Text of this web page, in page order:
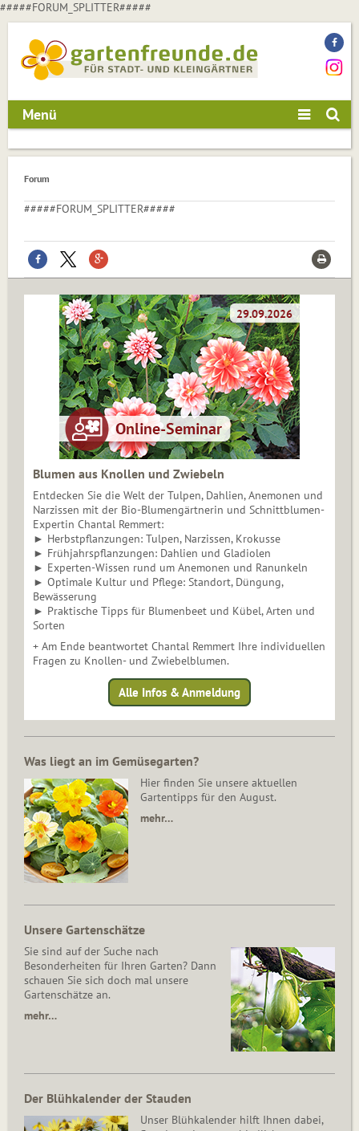
#####FORUM_SPLITTER#####
Menü
Forum
#####FORUM_SPLITTER#####
Blumen aus Knollen und Zwiebeln
Entdecken Sie die Welt der Tulpen, Dahlien, Anemonen und
Narzissen mit der Bio-Blumengärtnerin und Schnittblumen-
Expertin Chantal Remmert:
► Herbstpflanzungen: Tulpen, Narzissen, Krokusse
► Frühjahrspflanzungen: Dahlien und Gladiolen
► Experten-Wissen rund um Anemonen und Ranunkeln
► Optimale Kultur und Pflege: Standort, Düngung,
Bewässerung
► Praktische Tipps für Blumenbeet und Kübel, Arten und
Sorten
+ Am Ende beantwortet Chantal Remmert Ihre individuellen
Fragen zu Knollen- und Zwiebelblumen.
Alle Infos & Anmeldung
Was liegt an im Gemüsegarten?
Hier finden Sie unsere aktuellen
Gartentipps für den August.
mehr…
Unsere Gartenschätze
Sie sind auf der Suche nach
Besonderheiten für Ihren Garten? Dann
schauen Sie sich doch mal unsere
Gartenschätze an.
mehr…
Der Blühkalender der Stauden
Unser Blühkalender hilft Ihnen dabei,